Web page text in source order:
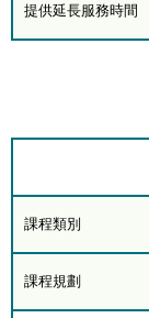
提供延長服務時間
課程類別
課程規劃